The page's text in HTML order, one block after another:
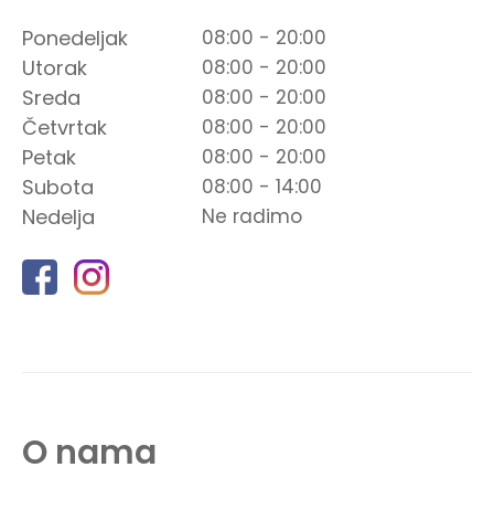
Ponedeljak
Utorak
Sreda
Četvrtak
Petak
Subota
Nedelja
08:00 - 20:00
08:00 - 20:00
08:00 - 20:00
08:00 - 20:00
08:00 - 20:00
08:00 - 14:00
Ne radimo
O nama